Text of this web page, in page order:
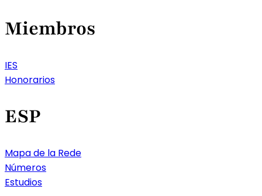
Miembros
IES
Honorarios
ESP
Mapa de la Rede
Números
Estudios